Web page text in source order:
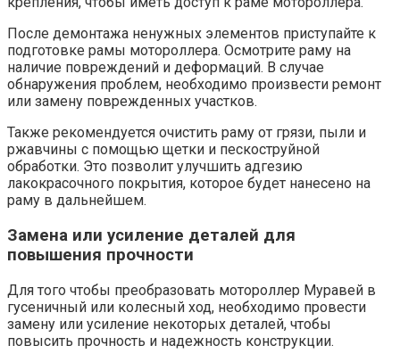
После демонтажа ненужных элементов приступайте к
подготовке рамы мотороллера. Осмотрите раму на
наличие повреждений и деформаций. В случае
обнаружения проблем, необходимо произвести ремонт
или замену поврежденных участков.
Также рекомендуется очистить раму от грязи, пыли и
ржавчины с помощью щетки и пескоструйной
обработки. Это позволит улучшить адгезию
лакокрасочного покрытия, которое будет нанесено на
раму в дальнейшем.
Замена или усиление деталей для
повышения прочности
Для того чтобы преобразовать мотороллер Муравей в
гусеничный или колесный ход, необходимо провести
замену или усиление некоторых деталей, чтобы
повысить прочность и надежность конструкции.